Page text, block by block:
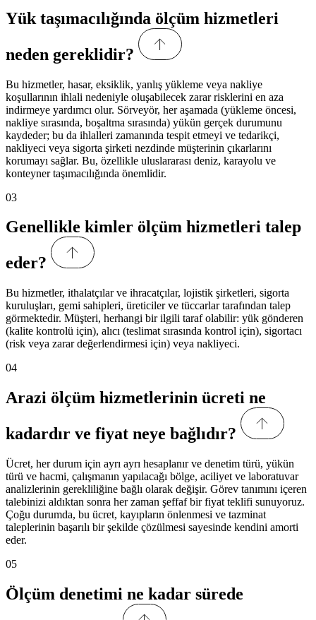
Yük taşımacılığında ölçüm hizmetleri
neden gereklidir?
Bu hizmetler, hasar, eksiklik, yanlış yükleme veya nakliye
koşullarının ihlali nedeniyle oluşabilecek zarar risklerini en aza
indirmeye yardımcı olur. Sörveyör, her aşamada (yükleme öncesi,
nakliye sırasında, boşaltma sırasında) yükün gerçek durumunu
kaydeder; bu da ihlalleri zamanında tespit etmeyi ve tedarikçi,
nakliyeci veya sigorta şirketi nezdinde müşterinin çıkarlarını
korumayı sağlar. Bu, özellikle uluslararası deniz, karayolu ve
konteyner taşımacılığında önemlidir.
03
Genellikle kimler ölçüm hizmetleri talep
eder?
Bu hizmetler, ithalatçılar ve ihracatçılar, lojistik şirketleri, sigorta
kuruluşları, gemi sahipleri, üreticiler ve tüccarlar tarafından talep
görmektedir. Müşteri, herhangi bir ilgili taraf olabilir: yük gönderen
(kalite kontrolü için), alıcı (teslimat sırasında kontrol için), sigortacı
(risk veya zarar değerlendirmesi için) veya nakliyeci.
04
Arazi ölçüm hizmetlerinin ücreti ne
kadardır ve fiyat neye bağlıdır?
Ücret, her durum için ayrı ayrı hesaplanır ve denetim türü, yükün
türü ve hacmi, çalışmanın yapılacağı bölge, aciliyet ve laboratuvar
analizlerinin gerekliliğine bağlı olarak değişir. Görev tanımını içeren
talebinizi aldıktan sonra her zaman şeffaf bir fiyat teklifi sunuyoruz.
Çoğu durumda, bu ücret, kayıpların önlenmesi ve tazminat
taleplerinin başarılı bir şekilde çözülmesi sayesinde kendini amorti
eder.
05
Ölçüm denetimi ne kadar sürede